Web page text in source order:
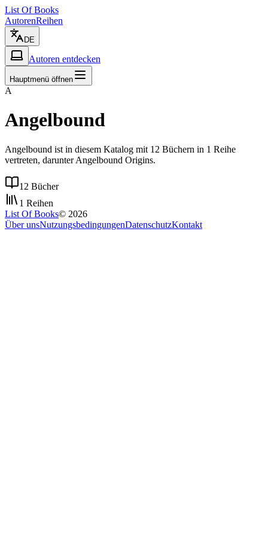
List Of Books
AutorenReihen
DE
Autoren entdecken
Hauptmenü öffnen
A
Angelbound
Angelbound ist in diesem Katalog mit 12 Büchern in 1 Reihe
vertreten, darunter Angelbound Origins.
12 Bücher
1 Reihen
List Of Books© 2026
Über unsNutzungsbedingungenDatenschutzKontakt